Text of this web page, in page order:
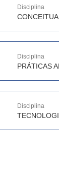
Disciplina
Disciplina
PRÁTICAS
Disciplina